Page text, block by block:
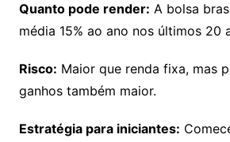
Quanto pode render: A bolsa
média 15% ao ano nos últimos 20
Risco: Maior que renda fixa, mas
ganhos também maior.
Estratégia para iniciantes: